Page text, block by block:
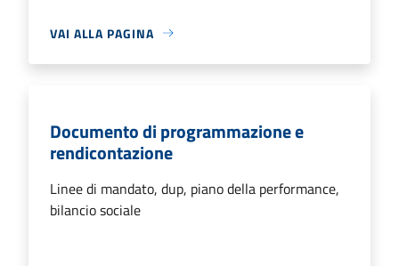
VAI ALLA PAGINA
Documento di programmazione e
rendicontazione
Linee di mandato, dup, piano della performance,
bilancio sociale